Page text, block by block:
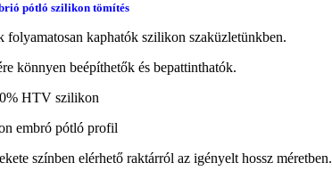
pótló szilikon tömítés
kaphatók szilikon szaküzletünkben.
könnyen beépíthetők és bepattinthatók.
HTV szilikon
színben elérhető raktárról az igényelt hossz méretben.